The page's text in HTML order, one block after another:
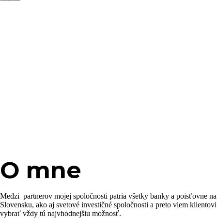
O mne
Medzi partnerov mojej spoločnosti patria všetky banky a poisťovne na
Slovensku, ako aj svetové investičné spoločnosti a preto viem klientovi
vybrať vždy tú najvhodnejšiu možnosť.